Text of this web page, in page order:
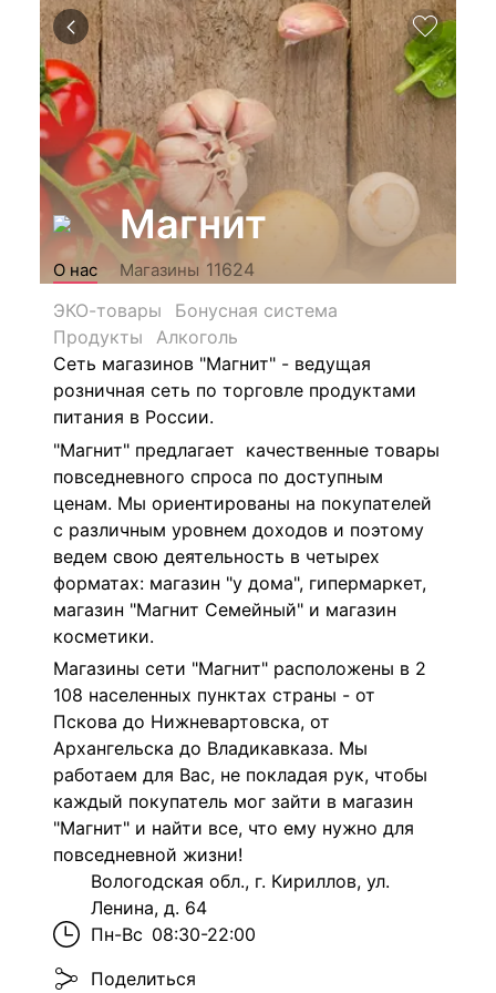
Магнит
О нас Магазины 11624
ЭКО-товары
Бонусная система
Продукты
Алкоголь
Сеть магазинов "Магнит" - ведущая
розничная сеть по торговле продуктами
питания в России.
"Магнит" предлагает качественные товары
повседневного спроса по доступным
ценам. Мы ориентированы на покупателей
с различным уровнем доходов и поэтому
ведем свою деятельность в четырех
форматах: магазин "у дома", гипермаркет,
магазин "Магнит Семейный" и магазин
косметики.
Магазины сети "Магнит" расположены в 2
108 населенных пунктах страны - от
Пскова до Нижневартовска, от
Архангельска до Владикавказа. Мы
работаем для Вас, не покладая рук, чтобы
каждый покупатель мог зайти в магазин
"Магнит" и найти все, что ему нужно для
повседневной жизни!
Вологодская обл., г. Кириллов, ул.
Ленина, д. 64
Пн-Вс 08:30-22:00
Поделиться